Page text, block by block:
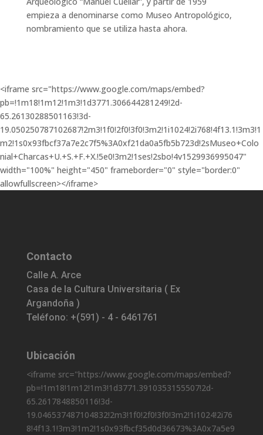
El Museo con el transcurso de los años ha modificado
su nombre, en su fundación en el año 1944 es
denominado Museo Arqueológico del ISBO, antes de
la década de los cincuenta, recibe el nombre de Museo
Arqueológico “Manuel Cuellar”, y partir de 1959
empieza a denominarse como Museo Antropológico,
nombramiento que se utiliza hasta ahora.
pb=!1m18!1m12!1m3!1d3771.306644281249!2d-
19.050250787102687!2m3!1f0!2f0!3f0!3m2!1i1024!2i768!4f13.1!3m3!1
m2!1s0x93fbcf37a7e2c7f5%3A0xf21da0a5fb5b723d!2sMuseo+Colo
nial+Charcas+U.+S.+F.+X.!5e0!3m2!1ses!2sbo!4v1529936995047"
width="100%" height="450" frameborder="0" style="border:0"
Contacto
Calle A. Arce